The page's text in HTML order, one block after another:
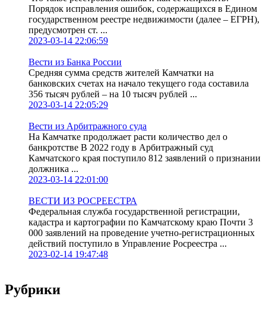
Порядок исправления ошибок, содержащихся в Едином
государственном реестре недвижимости (далее – ЕГРН),
предусмотрен ст. ...
2023-03-14 22:06:59
Вести из Банка России
Средняя сумма средств жителей Камчатки на
банковских счетах на начало текущего года составила
356 тысяч рублей – на 10 тысяч рублей ...
2023-03-14 22:05:29
Вести из Арбитражного суда
На Камчатке продолжает расти количество дел о
банкротстве В 2022 году в Арбитражный суд
Камчатского края поступило 812 заявлений о признании
должника ...
2023-03-14 22:01:00
ВЕСТИ ИЗ РОСРЕЕСТРА
Федеральная служба государственной регистрации,
кадастра и картографии по Камчатскому краю Почти 3
000 заявлений на проведение учетно-регистрационных
действий поступило в Управление Росреестра ...
2023-02-14 19:47:48
Рубрики